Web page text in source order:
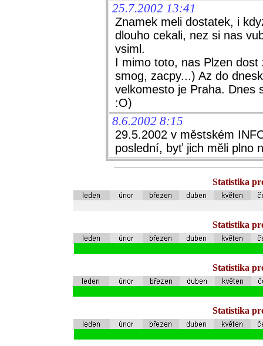
25.7.2002 13:41
Znamek meli dostatek, i
dlouho cekali, nez si nas
vsiml.
I mimo toto, nas Plzen
smog, zacpy...) Az do
velkomesto je Praha. Dnes
:O)
8.6.2002 8:15
29.5.2002 v městském
poslední, byť jich měli plno
Statistika
Statistika
Statistika
Statistika